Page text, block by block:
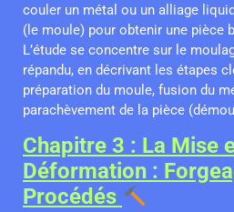
couler un métal ou un alliage
(le moule) pour obtenir une pièce
L’étude se concentre sur le
répandu, en décrivant les étapes
préparation du moule, fusion du
parachèvement de la pièce
Chapitre 3 : La Mise
Déformation :
Procédés